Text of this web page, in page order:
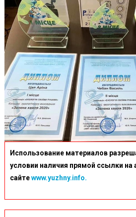
Использование материалов
условии наличия прямой ссылки на
сайтеwww.yuzhny.info.